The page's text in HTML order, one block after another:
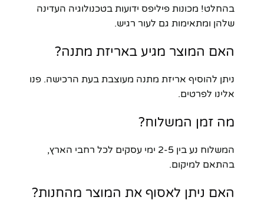
בהחלט! מכונות פיליפס ידועות בטכנולוגיה העדינה
שלהן ומתאימות גם לעור רגיש.
האם המוצר מגיע באריזת מתנה?
ניתן להוסיף אריזת מתנה מעוצבת בעת הרכישה. פנו
אלינו לפרטים.
מה זמן המשלוח?
המשלוח נע בין 2-5 ימי עסקים לכל רחבי הארץ,
בהתאם למיקום.
האם ניתן לאסוף את המוצר מהחנות?